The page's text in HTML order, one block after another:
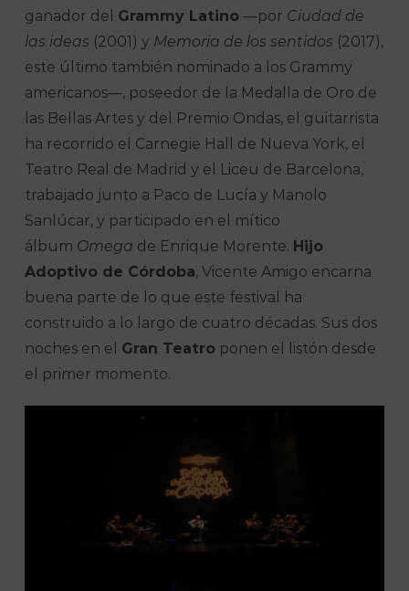
ganador del Grammy Latino —por Ciudad de
las ideas (2001) y Memoria de los sentidos (2017),
este último también nominado a los Grammy
americanos—, poseedor de la Medalla de Oro de
las Bellas Artes y del Premio Ondas, el guitarrista
ha recorrido el Carnegie Hall de Nueva York, el
Teatro Real de Madrid y el Liceu de Barcelona,
trabajado junto a Paco de Lucía y Manolo
Sanlúcar, y participado en el mítico
álbum Omega de Enrique Morente. Hijo
Adoptivo de Córdoba, Vicente Amigo encarna
buena parte de lo que este festival ha
construido a lo largo de cuatro décadas. Sus dos
noches en el Gran Teatro ponen el listón desde
el primer momento.